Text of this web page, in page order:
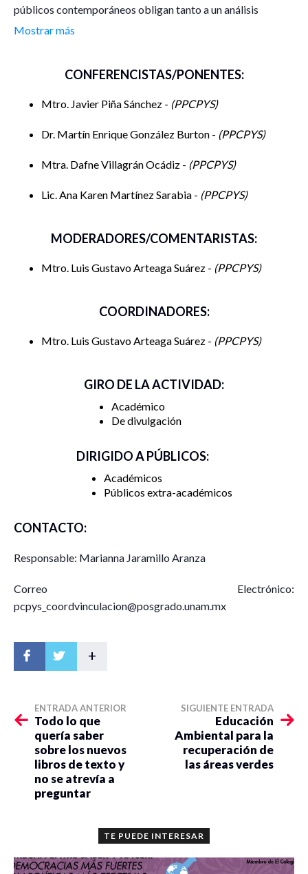
públicos contemporáneos obligan tanto a un análisis
exhaustivo, como a una construcción multidisciplinaria de
energía, salud y seguridad. El propósito de esta mesa
Públicas para México desde un enfoque estratégico en
estas materias detonadas por el constante flujo migratorio
Mostrar más
CONFERENCISTAS/PONENTES:
Mtro. Javier Piña Sánchez - PPCPYS
Dr. Martín Enrique González Burton - PPCPYS
Mtra. Dafne Villagrán Ocádiz - PPCPYS
Lic. Ana Karen Martínez Sarabia - PPCPYS
MODERADORES/COMENTARISTAS:
Mtro. Luis Gustavo Arteaga Suárez - PPCPYS
COORDINADORES:
Mtro. Luis Gustavo Arteaga Suárez - PPCPYS
GIRO DE LA ACTIVIDAD:
Académico
De divulgación
DIRIGIDO A PÚBLICOS:
Académicos
Públicos extra-académicos
CONTACTO:
Responsable: Marianna Jaramillo Aranza
Correo Electrónico:
pcpys_coordvinculacion@posgrado.unam.mx
+
ENTRADA ANTERIOR
Todo lo que
quería saber
sobre los nuevos
libros de texto y
no se atrevía a
preguntar
SIGUIENTE ENTRADA
Educación
Ambiental para la
recuperación de
las áreas verdes
TE PUEDE INTERESAR